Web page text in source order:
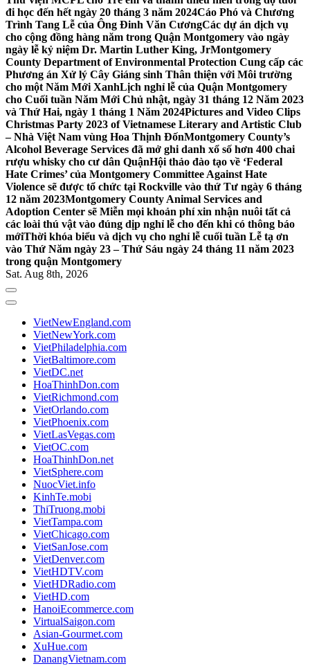
đi học đến hết ngày 20 tháng 3 năm 2024Cáo Phó và Chương
Trình Tang Lễ của Ông Đinh Văn CươngCác dự án dịch vụ
cho cộng đồng hàng năm trong Quận Montgomery vào ngày
ngày lễ kỷ niệm Dr. Martin Luther King, JrMontgomery
County Department of Environmental Protection Cung cấp các
Phương án Xử lý Cây Giáng sinh Thân thiện với Môi trường
cho một Năm Mới XanhLịch nghỉ lễ của Quận Montgomery
cho Cuối tuần Năm Mới Chủ nhật, ngày 31 tháng 12 Năm 2023
và Thứ Hai, ngày 1 tháng 1 Năm 2024Pictures and Video Clips
Christmas Party 2023 of Vietnamese Literary and Artistic Club
– Nhà Việt Nam vùng Hoa Thịnh ĐốnMontgomery County’s
Alcohol Beverage Services đã mở ghi danh xổ số hơn 400 chai
rượu whisky cho cư dân QuậnHội thảo đào tạo về ‘Federal
Hate Crimes’ của Montgomery Committee Against Hate
Violence sẽ được tổ chức tại Rockville vào thứ Tư ngày 6 tháng
12 năm 2023Montgomery County Animal Services and
Adoption Center sẽ Miễn mọi khoản phí xin nhận nuôi tất cả
các loài thú vật vào đúng dịp nghỉ lễ cho đến khi có thông báo
mớiThời khóa biểu và dịch vụ cho nghỉ lễ cuối tuần Lễ tạ ơn
vào Thứ Năm ngày 23 – Thứ Sáu ngày 24 tháng 11 năm 2023
trong quận Montgomery
Sat. Aug 8th, 2026
VietNewEngland.com
VietNewYork.com
VietPhiladelphia.com
VietBaltimore.com
VietDC.net
HoaThinhDon.com
VietRichmond.com
VietOrlando.com
VietPhoenix.com
VietLasVegas.com
VietOC.com
HoaThinhDon.net
VietSphere.com
NuocViet.info
KinhTe.mobi
ThiTruong.mobi
VietTampa.com
VietChicago.com
VietSanJose.com
VietDenver.com
VietHDTV.com
VietHDRadio.com
VietHD.com
HanoiEcommerce.com
VirtualSaigon.com
Asian-Gourmet.com
XuHue.com
DanangVietnam.com